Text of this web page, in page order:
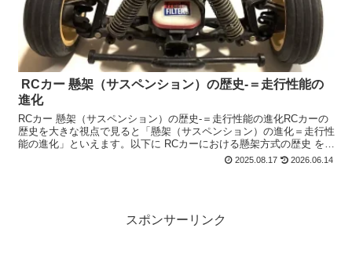
RCカー 懸架（サスペンション）の歴史‐＝走行性能の
進化
RCカー 懸架（サスペンション）の歴史‐＝走行性能の進化RCカーの
歴史を大きな視点で見ると「懸架（サスペンション）の進化＝走行性
能の進化」といえます。以下に RCカーにおける懸架方式の歴史 をご
紹介します。1970年代 最初期（オンロード主...2025.08.17 2026.06.14
スポンサーリンク